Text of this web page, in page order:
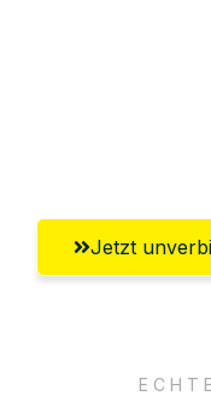
Jetzt